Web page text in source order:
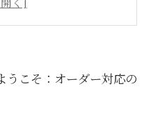
と多彩な対応力の融
うこそ：オーダー対応の